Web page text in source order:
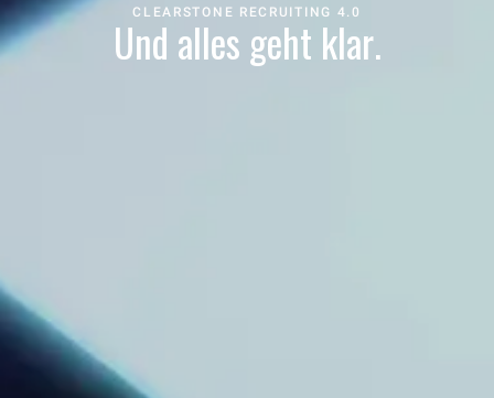
CLEARSTONE RECRUITING 4.0
Und alles geht klar.